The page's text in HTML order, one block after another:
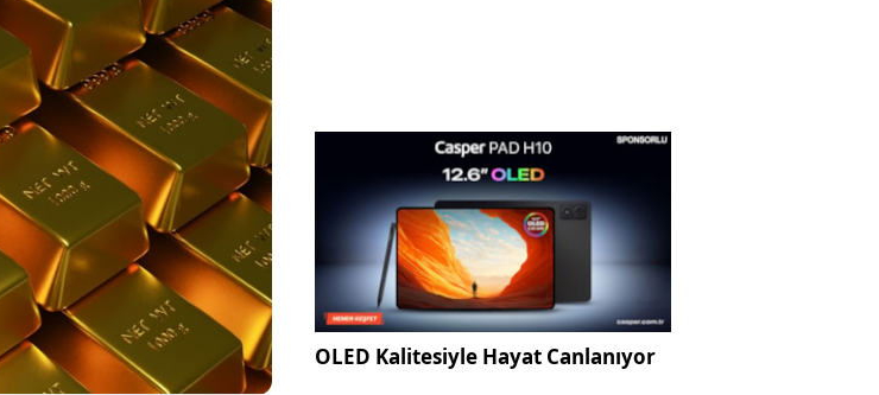
rağmen uzun vadeli
Bankaya göre yıl
23’lük düzeltmeye
bankanın beklentisi...
OLED Kalitesiyle Hayat Canlanıyor